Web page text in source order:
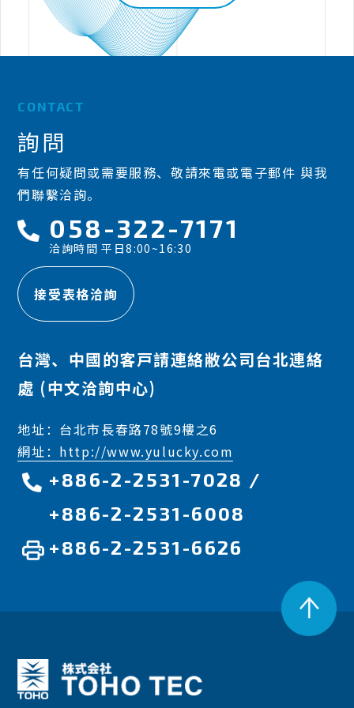
CONTACT
詢問
有任何疑問或需要服務、敬請來電或電子郵件 與我
們聯繫洽詢。
058-322-7171
洽詢時間 平日8:00~16:30
接受表格洽詢
台灣、中國的客戸請連絡敝公司台北連絡
處 (中文洽詢中心)
地址：台北市長春路78號9樓之6
網址：http://www.yulucky.com
+886-2-2531-7028 /
+886-2-2531-6008
+886-2-2531-6626